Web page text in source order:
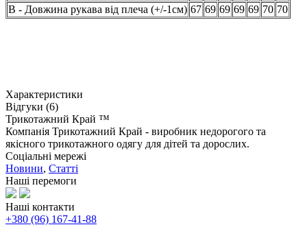
В - Довжина рукава від плеча (+/-1см) 67 69 69 69 69 70 70
Характеристики
Відгуки (6)
Трикотажний Край ™
Компанія Трикотажний Край - виробник недорогого та
якісного трикотажного одягу для дітей та дорослих.
Соціальні мережі
Новини, Статті
Наші перемоги
Наші контакти
+380 (96) 167-41-88